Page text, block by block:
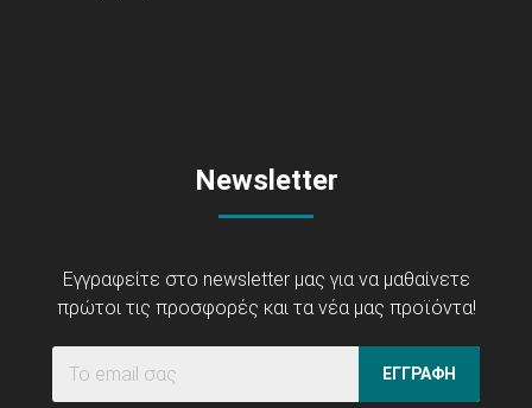
Newsletter
Εγγραφείτε στο newsletter μας για να μαθαίνετε
πρώτοι τις προσφορές και τα νέα μας προϊόντα!
ΕΓΓΡΑΦΗ